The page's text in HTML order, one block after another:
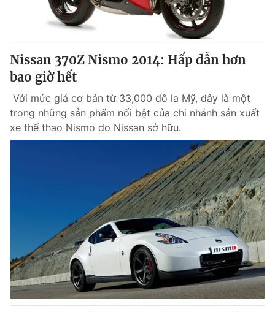
Thị trường 24h Tấm lòng Việt
VTV4 Vươn mình bằng AI
VTV9 VTV8
Liên hệ tòa soạn English
Theo dõi báo trên
Cơ quan chủ quản:
Đài Truyền hình Việt Nam
Cơ quan báo chí:Thời báo VTV
Giấy phép hoạt động báo in và báo điện tử số 483/GP-BTTTT
Nissan 370Z Nismo 2014: Hấp dẫn hơn
bao giờ hết
Với mức giá cơ bản từ 33,000 đô la Mỹ, đây là một
trong những sản phẩm nổi bật của chi nhánh sản xuất
xe thể thao Nismo do Nissan sở hữu.